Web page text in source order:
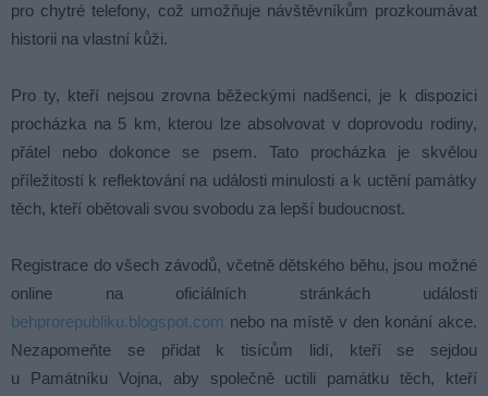
pro chytré telefony, což umožňuje návštěvníkům prozkoumávat
historii na vlastní kůži.
Pro ty, kteří nejsou zrovna běžeckými nadšenci, je k dispozici
procházka na 5 km, kterou lze absolvovat v doprovodu rodiny,
přátel nebo dokonce se psem. Tato procházka je skvělou
příležitostí k reflektování na události minulosti a k uctění památky
těch, kteří obětovali svou svobodu za lepší budoucnost.
Registrace do všech závodů, včetně dětského běhu, jsou možné
online na oficiálních stránkách události
behprorepubliku.blogspot.com nebo na místě v den konání akce.
Nezapomeňte se přidat k tisícům lidí, kteří se sejdou
u Památníku Vojna, aby společně uctili památku těch, kteří